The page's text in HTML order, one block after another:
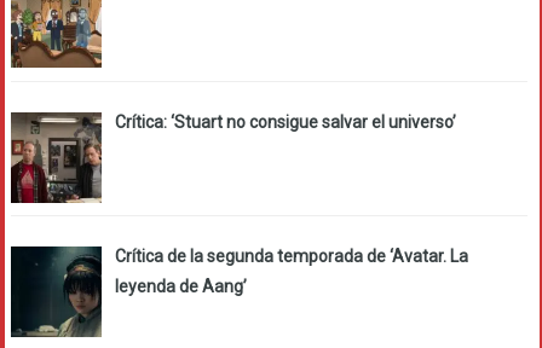
Crítica: ‘Stuart no consigue salvar el universo’
Crítica de la segunda temporada de ‘Avatar. La
leyenda de Aang’